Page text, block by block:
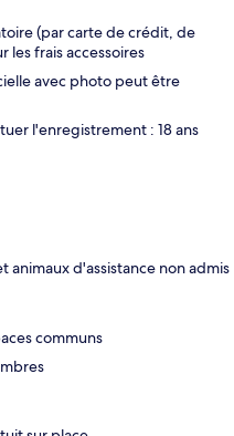
(par carte de crédit, de
les frais accessoires
avec photo peut être
l'enregistrement : 18 ans
animaux d'assistance non admis
communs